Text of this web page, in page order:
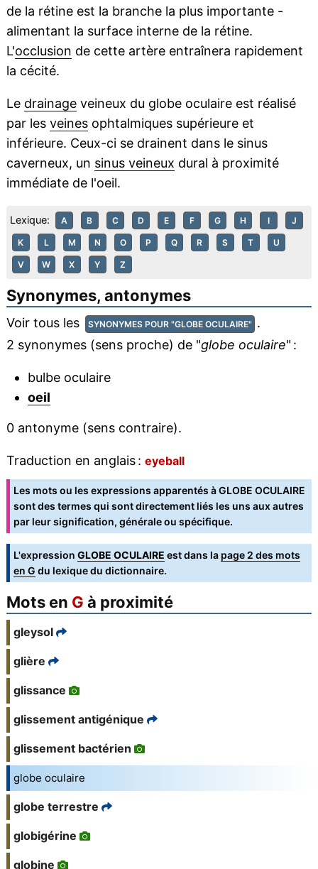
de la rétine est la branche la plus importante -
alimentant la surface interne de la rétine.
L'occlusion de cette artère entraînera rapidement
la cécité.
Le drainageveineux du globe oculaire est réalisé
par les veinesophtalmiques supérieure et
inférieure. Ceux-ci se drainent dans le sinus
caverneux, un sinus veineux dural à proximité
immédiate de l'oeil.
Lexique: A B C D E F G H I J
K L M N O P Q R S T U
V W X Y Z
Synonymes, antonymes
Voir tous les SYNONYMES POUR "GLOBE OCULAIRE" .
2 synonymes (sens proche) de "globe oculaire" :
bulbe oculaire
oeil
0 antonyme (sens contraire).
Traduction en anglais : eyeball
Les mots ou les expressions apparentés à GLOBE OCULAIRE
sont des termes qui sont directement liés les uns aux autres
par leur signification, générale ou spécifique.
L'expression GLOBE OCULAIRE est dans la page 2 des mots
en G du lexique du dictionnaire.
Mots en G à proximité
gleysol
glière
glissance
glissement antigénique
glissement bactérien
globe oculaire
globe terrestre
globigérine
globine